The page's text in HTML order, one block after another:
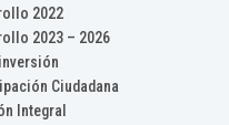
2022
2023 – 2026
Ciudadana
Integral